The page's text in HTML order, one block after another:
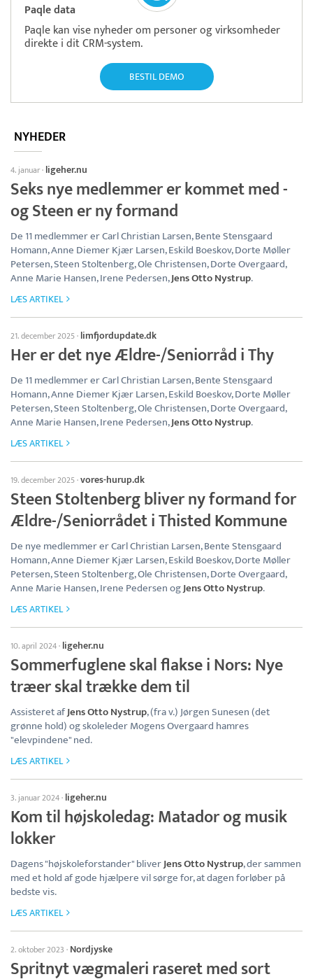
Paqle data
Paqle kan vise nyheder om personer og virksomheder
direkte i dit CRM-system.
BESTIL DEMO
NYHEDER
4. januar· ligeher.nu
Seks nye medlemmer er kommet med -
og Steen er ny formand
De 11 medlemmer er Carl Christian Larsen, Bente Stensgaard
Homann, Anne Diemer Kjær Larsen, Eskild Boeskov, Dorte Møller
Petersen, Steen Stoltenberg, Ole Christensen, Dorte Overgaard,
Anne Marie Hansen, Irene Pedersen,Jens Otto Nystrup.
LÆS ARTIKEL
21. december 2025· limfjordupdate.dk
Her er det nye Ældre-/Seniorråd i Thy
De 11 medlemmer er Carl Christian Larsen, Bente Stensgaard
Homann, Anne Diemer Kjær Larsen, Eskild Boeskov, Dorte Møller
Petersen, Steen Stoltenberg, Ole Christensen, Dorte Overgaard,
Anne Marie Hansen, Irene Pedersen,Jens Otto Nystrup.
LÆS ARTIKEL
19. december 2025·vores-hurup.dk
Steen Stoltenberg bliver ny formand for
Ældre-/Seniorrådet i Thisted Kommune
De nye medlemmer er Carl Christian Larsen, Bente Stensgaard
Homann, Anne Diemer Kjær Larsen, Eskild Boeskov, Dorte Møller
Petersen, Steen Stoltenberg, Ole Christensen, Dorte Overgaard,
Anne Marie Hansen, Irene Pedersen ogJens Otto Nystrup.
LÆS ARTIKEL
10. april 2024· ligeher.nu
Sommerfuglene skal flakse i Nors: Nye
træer skal trække dem til
Assisteret afJens Otto Nystrup, (fra v.) Jørgen Sunesen (det
grønne hold) og skoleleder Mogens Overgaard hamres
"elevpindene" ned.
LÆS ARTIKEL
3. januar 2024· ligeher.nu
Kom til højskoledag: Matador og musik
lokker
Dagens "højskoleforstander" bliverJens Otto Nystrup, der sammen
med et hold af gode hjælpere vil sørge for, at dagen forløber på
bedste vis.
LÆS ARTIKEL
2. oktober 2023 · Nordjyske
Spritnyt vægmaleri raseret med sort